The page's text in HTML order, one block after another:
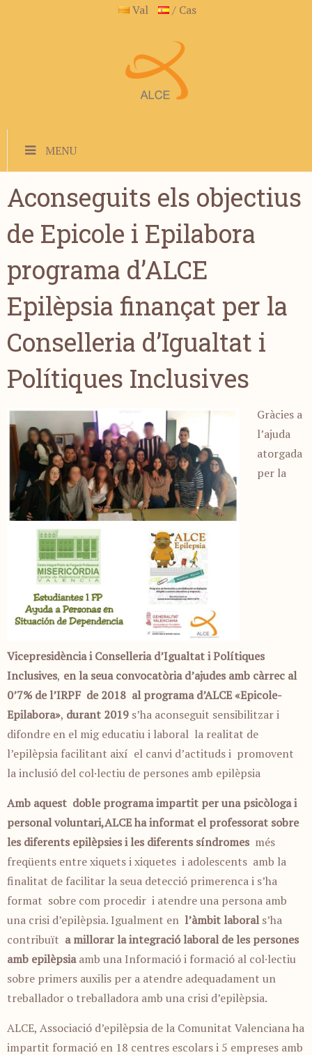
Val / Cas
MENU
Aconseguits els objectius
de Epicole i Epilabora
programa d’ALCE
Epilèpsia finançat per la
Conselleria d’Igualtat i
Polítiques Inclusives
Gràcies a
l’ajuda
atorgada
per la
Vicepresidència i Conselleria d’Igualtat i Polítiques
Inclusives, en la seua convocatòria d’ajudes amb càrrec al
0’7% de l’IRPF de 2018 al programa d’ALCE «Epicole-
Epilabora», durant 2019 s’ha aconseguit sensibilitzar i
difondre en el mig educatiu i laboral la realitat de
l’epilèpsia facilitant així el canvi d’actituds i promovent
la inclusió del col·lectiu de persones amb epilèpsia
Amb aquest doble programa impartit per una psicòloga i
personal voluntari,ALCE ha informat el professorat sobre
les diferents epilèpsies i les diferents síndromes més
freqüents entre xiquets i xiquetes i adolescents amb la
finalitat de facilitar la seua detecció primerenca i s’ha
format sobre com procedir i atendre una persona amb
una crisi d’epilèpsia. Igualment en l’àmbit laborals’ha
contribuït a millorar la integració laboral de les persones
amb epilèpsiaamb una Informació i formació al col·lectiu
sobre primers auxilis per a atendre adequadament un
treballador o treballadora amb una crisi d’epilèpsia.
ALCE, Associació d’epilèpsia de la Comunitat Valenciana ha
impartit formació en 18 centres escolars i 5 empreses amb